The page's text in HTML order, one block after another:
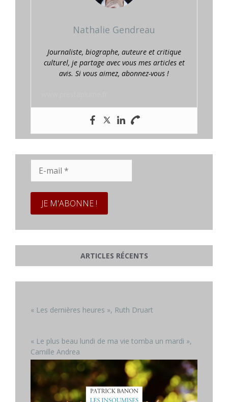
Nathalie Gendreau
Journaliste, biographe, auteure et critique
culturel, je partage avec vous mes articles et
avis. Si vous aimez, abonnez-vous !
mail
ARTICLES RÉCENTS
« Les dernières heures », Ruth Druart
« Le plus beau lundi de ma vie tomba un mardi »,
Camille Andrea